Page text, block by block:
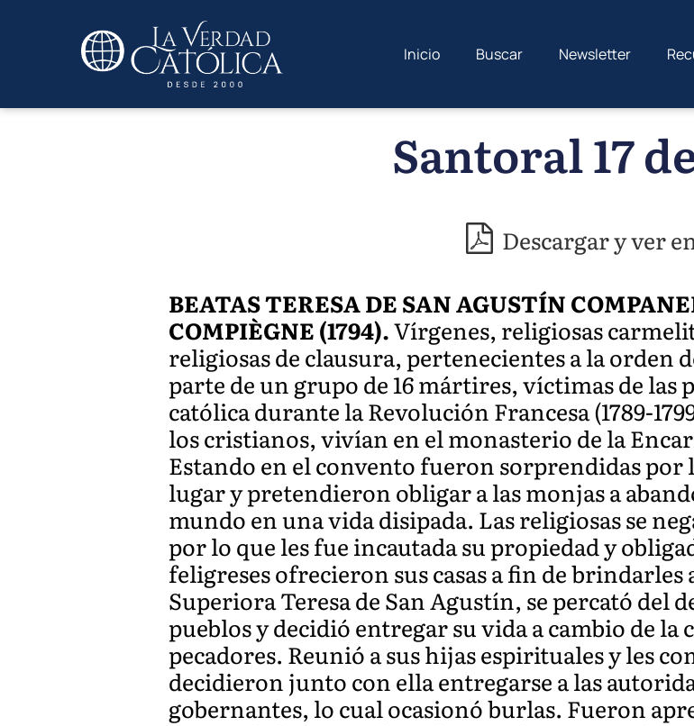
Inicio Buscar Newsletter
Santoral 17
Descargar y ver
BEATAS TERESA DE SAN AGUSTÍN
COMPIÈGNE (1794).Vírgenes, religiosas
religiosas de clausura, pertenecientes a la orden
parte de un grupo de 16 mártires, víctimas de
católica durante la Revolución Francesa (1789-
los cristianos, vivían en el monasterio de la
Estando en el convento fueron sorprendidas
lugar y pretendieron obligar a las monjas a
mundo en una vida disipada. Las religiosas se
por lo que les fue incautada su propiedad y
feligreses ofrecieron sus casas a fin de
Superiora Teresa de San Agustín, se percató del
pueblos y decidió entregar su vida a cambio de la
pecadores. Reunió a sus hijas espirituales y les
decidieron junto con ella entregarse a las
gobernantes, lo cual ocasionó burlas. Fueron